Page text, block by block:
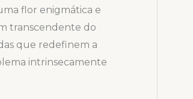
flor enigmática e
transcendente do
que redefinem a
intrinsecamente